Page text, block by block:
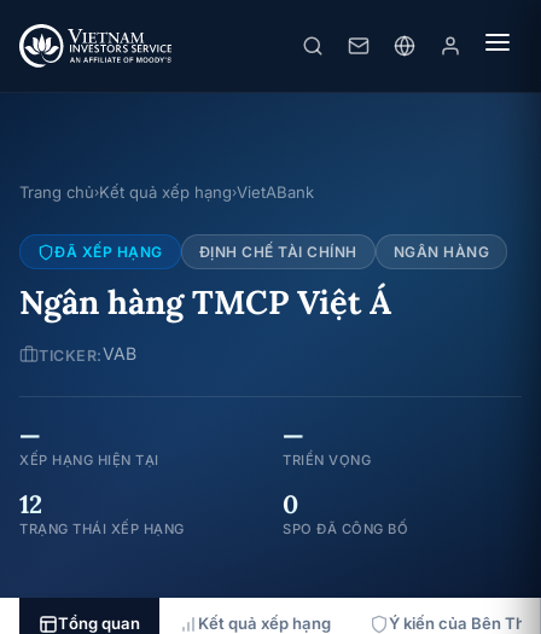
Trang chủ›Kết quả xếp hạng›VietABank
ĐÃ XẾP HẠNG ĐỊNH CHẾ TÀI CHÍNH NGÂN HÀNG
Ngân hàng TMCP Việt Á
TICKER:VAB
—
XẾP HẠNG HIỆN TẠI
—
TRIỂN VỌNG
12
TRẠNG THÁI XẾP HẠNG
0
SPO ĐÃ CÔNG BỐ
Tổng quan Kết quả xếp hạng Ý kiến của Bên Thứ